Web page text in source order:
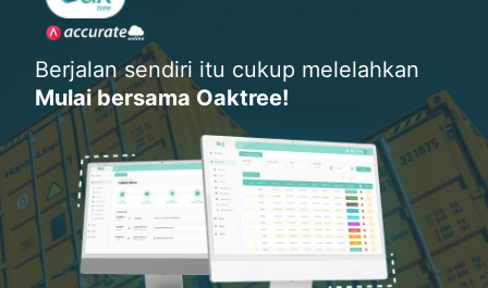
Berjalan sendiri itu cukup melelahkan
Mulai bersama Oaktree!